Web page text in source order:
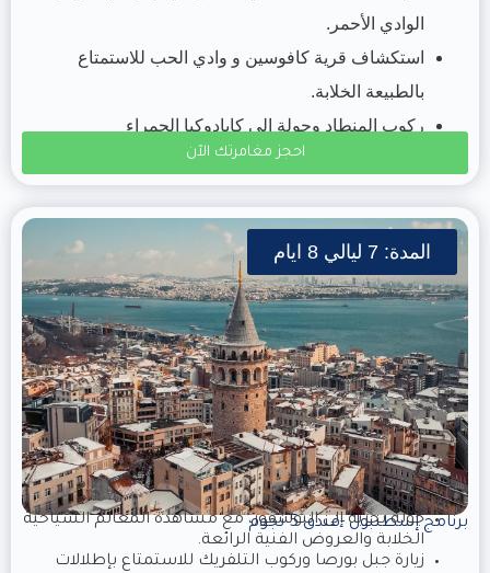
الوادي الأحمر.
استكشاف قرية كافوسين و وادي الحب للاستمتاع
بالطبيعة الخلابة.
ركوب المنطاد وجولة إلى كابادوكيا الحمراء
احجز مغامرتك الآن
المدة: 7 ليالي 8 ايام
برنامج إسطنبول -فندق 5 نجوم
جولة بحرية إلى البوسفور، مع مشاهدة المعالم السياحية
الخلابة والعروض الفنية الرائعة.
زيارة جبل بورصا وركوب التلفريك للاستمتاع بإطلالات